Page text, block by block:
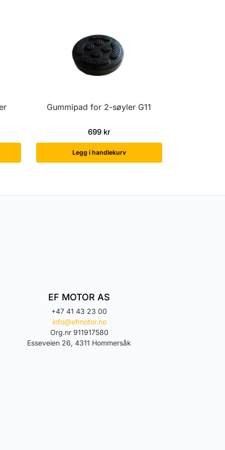
Gummipad for 2-søyler G11
699 kr
Legg i handlekurv
EF MOTOR AS
+47 41 43 23 00
info@efmotor.no
Org.nr 911917580
Esseveien 26, 4311 Hommersåk